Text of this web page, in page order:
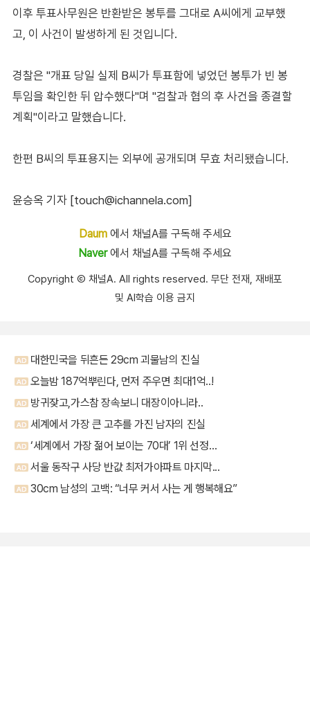
이후 투표사무원은 반환받은 봉투를 그대로 A씨에게 교부했
고, 이 사건이 발생하게 된 것입니다.
경찰은 "개표 당일 실제 B씨가 투표함에 넣었던 봉투가 빈 봉
투임을 확인한 뒤 압수했다"며 "검찰과 협의 후 사건을 종결할
계획"이라고 말했습니다.
한편 B씨의 투표용지는 외부에 공개되며 무효 처리됐습니다.
윤승옥 기자 [touch@ichannela.com]
Daum에서 채널A를 구독해 주세요
Naver에서 채널A를 구독해 주세요
Copyright Ⓒ 채널A. All rights reserved. 무단 전재, 재배포
및 AI학습 이용 금지